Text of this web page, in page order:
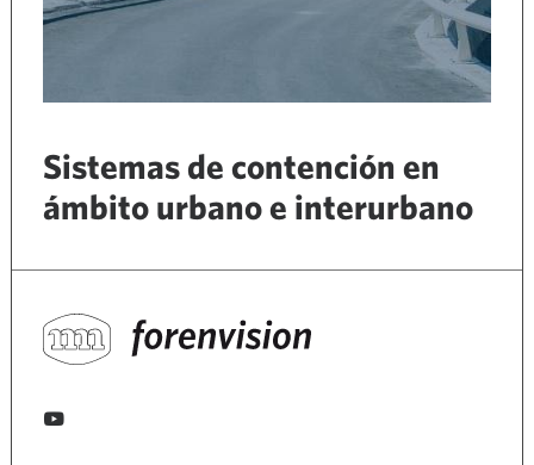
Sistemas de contención en
ámbito urbano e interurbano